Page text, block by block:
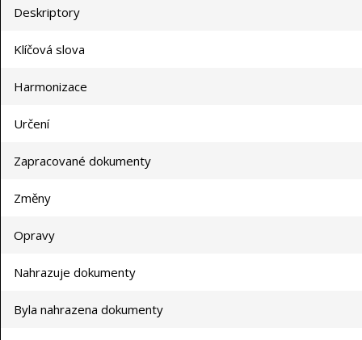
Deskriptory
Klíčová slova
Harmonizace
Určení
Zapracované dokumenty
Změny
Opravy
Nahrazuje dokumenty
Byla nahrazena dokumenty